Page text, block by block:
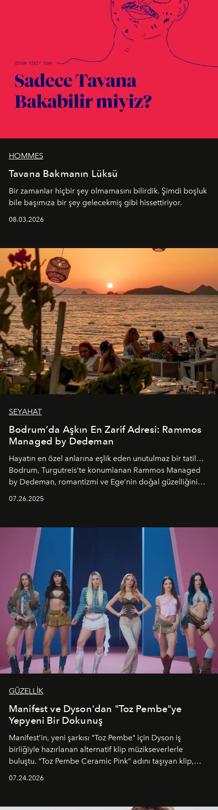
HOMMES
Tavana Bakmanın Lüksü
Bir zamanlar hiçbir şey olmamasını bilirdik. Şimdi boşluk
bile başımıza bir şey gelecekmiş gibi hissettiriyor.
08.03.2026
SEYAHAT
Bodrum’da Aşkın En Zarif Adresi: Rammos
Managed by Dedeman
Hayatın en özel anlarına eşlik eden unutulmaz bir tatil…
Bodrum, Turgutreis’te konumlanan Rammos Managed
by Dedeman, romantizmi ve Ege’nin doğal güzelliğini
07.26.2025
GÜZELLİK
Manifest ve Dyson'dan "Toz Pembe"ye
Yepyeni Bir Dokunuş
Manifest’in, yeni şarkısı "Toz Pembe" için Dyson iş
birliğiyle hazırlanan alternatif klip müzikseverlerle
buluştu. “Toz Pembe Ceramic Pink” adını taşıyan klip,
unsurlarından biri olarak öne çıkıyor.
07.24.2026